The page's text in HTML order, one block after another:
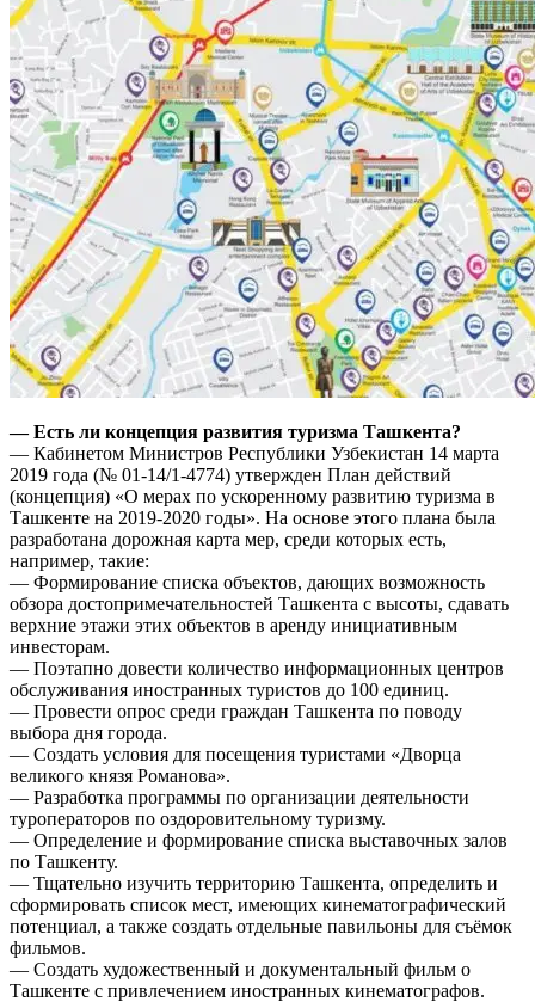
— Есть ли концепция развития туризма Ташкента?
— Кабинетом Министров Республики Узбекистан 14 марта
2019 года (№ 01-14/1-4774) утвержден План действий
(концепция) «О мерах по ускоренному развитию туризма в
Ташкенте на 2019-2020 годы». На основе этого плана была
разработана дорожная карта мер, среди которых есть,
например, такие:
— Формирование списка объектов, дающих возможность
обзора достопримечательностей Ташкента с высоты, сдавать
верхние этажи этих объектов в аренду инициативным
инвесторам.
— Поэтапно довести количество информационных центров
обслуживания иностранных туристов до 100 единиц.
— Провести опрос среди граждан Ташкента по поводу
выбора дня города.
— Создать условия для посещения туристами «Дворца
великого князя Романова».
— Разработка программы по организации деятельности
туроператоров по оздоровительному туризму.
— Определение и формирование списка выставочных залов
по Ташкенту.
— Тщательно изучить территорию Ташкента, определить и
сформировать список мест, имеющих кинематографический
потенциал, а также создать отдельные павильоны для съёмок
фильмов.
— Создать художественный и документальный фильм о
Ташкенте с привлечением иностранных кинематографов.